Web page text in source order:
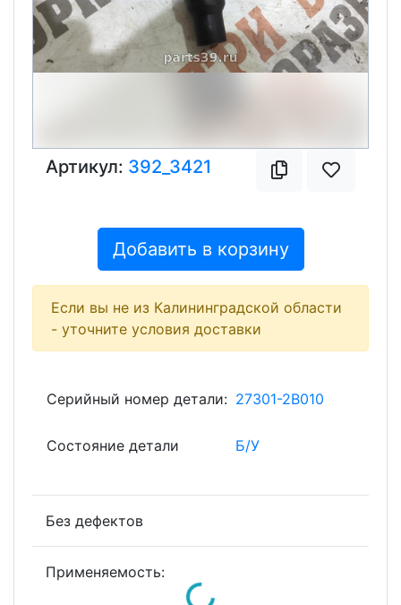
Артикул: 392_3421
Добавить в корзину
Если вы не из Калининградской области
- уточните условия доставки
Серийный номер детали: 27301-2B010
Состояние детали Б/У
Без дефектов
Применяемость: Loading...